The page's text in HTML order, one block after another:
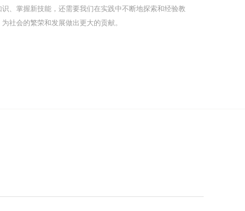
、掌握新技能，还需要我们在实践中不断地探索和经验教
社会的繁荣和发展做出更大的贡献。